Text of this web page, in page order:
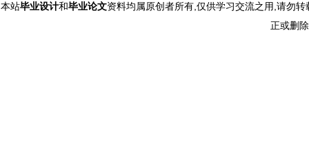
本站毕业设计和毕业论文资料均属原创者所有,仅供学习交流之用,请勿
正或删